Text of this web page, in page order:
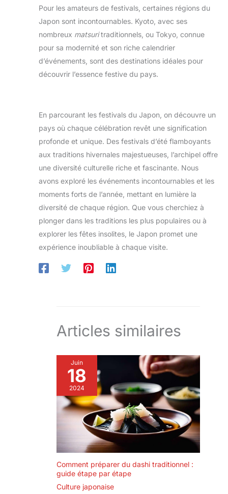
Pour les amateurs de festivals, certaines régions du
Japon sont incontournables. Kyoto, avec ses
nombreux matsuritraditionnels, ou Tokyo, connue
pour sa modernité et son riche calendrier
d’événements, sont des destinations idéales pour
découvrir l’essence festive du pays.
En parcourant les festivals du Japon, on découvre un
pays où chaque célébration revêt une signification
profonde et unique. Des festivals d’été flamboyants
aux traditions hivernales majestueuses, l’archipel offre
une diversité culturelle riche et fascinante. Nous
avons exploré les événements incontournables et les
moments forts de l’année, mettant en lumière la
diversité de chaque région. Que vous cherchiez à
plonger dans les traditions les plus populaires ou à
explorer les fêtes insolites, le Japon promet une
expérience inoubliable à chaque visite.
Articles similaires
Juin
18
2024
Comment préparer du dashi traditionnel :
guide étape par étape
Culture japonaise